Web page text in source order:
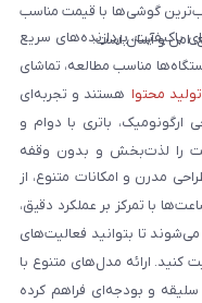
گوشی‌ها با قیمت مناسب
امن و آسان است.
باکیفیت، پردازنده‌های سریع
مناسب مطالعه، تماشای
تولید محتوا هستند و تجربه‌ای
ارگونومیک، باتری با دوام و
را لذت‌بخش و بدون وقفه
مدرن و امکانات متنوع، از
با تمرکز بر عملکرد دقیق،
تا بتوانید فعالیت‌های
کنید. ارائه مدل‌های متنوع با
و بودجه‌ای فراهم کرده